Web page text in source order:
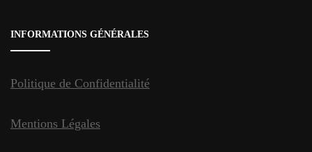
INFORMATIONS GÉNÉRALES
Politique de Confidentialité
Mentions Légales